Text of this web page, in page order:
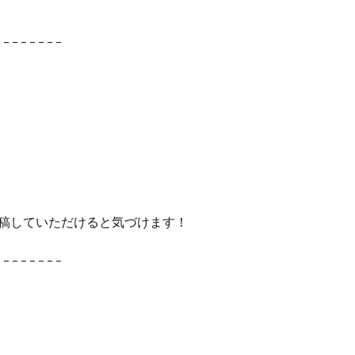
– – – – – –
していただけると気づけます！
– – – – – –